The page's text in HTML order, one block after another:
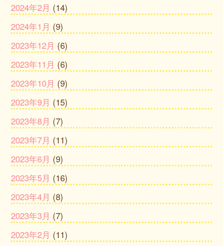
2024年2月 (14)
2024年1月 (9)
2023年12月 (6)
2023年11月 (6)
2023年10月 (9)
2023年9月 (15)
2023年8月 (7)
2023年7月 (11)
2023年6月 (9)
2023年5月 (16)
2023年4月 (8)
2023年3月 (7)
2023年2月 (11)